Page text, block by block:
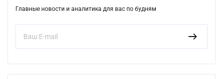
Главные новости и аналитика для вас по будням